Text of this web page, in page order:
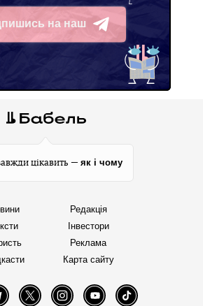
на наш
цікавить — як і чому
Редакція
Інвестори
Реклама
Карта сайту
TelegramTwitter InstagramYouTube TikTok